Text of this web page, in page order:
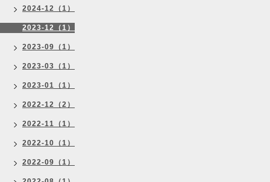
2024-12（1）
2023-12（1）
2023-09（1）
2023-03（1）
2023-01（1）
2022-12（2）
2022-11（1）
2022-10（1）
2022-09（1）